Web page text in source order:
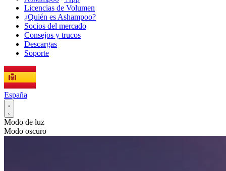
Licencias de Volumen
¿Quién es Ashampoo?
Socios del mercado
Consejos y trucos
Descargas
Soporte
España
Modo de luz
Modo oscuro